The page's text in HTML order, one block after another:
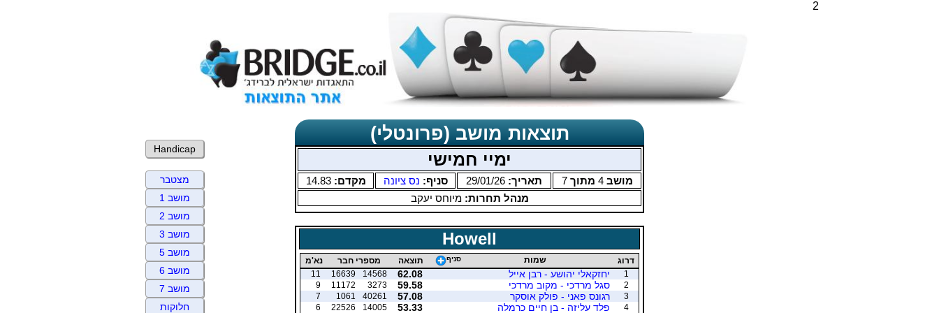
2
תוצאות מושב (פרונטלי)
ימיי חמישי
מושב4 מתוך7 תאריך: 29/01/26 סניף: נס ציונה מקדם:14.83
מנהל תחרות:מיוחס יעקב
Howell
דרוג שמות סניף תוצאה מספרי חבר
נא'מ
1
יחזקאלי יהושע - רבן אייל 62.08
14568
16639
11
2
סגל מרדכי - מקוב מרדכי 59.58
3273
11172
9
3
רגונס פאני - פולק אוסקר 57.08
40261
1061
7
4
פלד עליזה - בן חיים כרמלה 53.33
14005
22526
6
Handicap
מצטבר
מושב 1
מושב 2
מושב 3
מושב 5
מושב 6
מושב 7
חלוקות